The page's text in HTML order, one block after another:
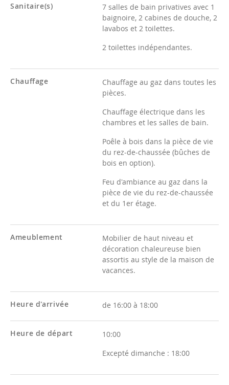
Sanitaire(s)
7 salles de bain privatives avec 1
baignoire, 2 cabines de douche, 2
lavabos et 2 toilettes.
2 toilettes indépendantes.
Chauffage
Chauffage au gaz dans toutes les
pièces.
Chauffage électrique dans les
chambres et les salles de bain.
Poêle à bois dans la pièce de vie
du rez-de-chaussée (bûches de
bois en option).
Feu d'ambiance au gaz dans la
pièce de vie du rez-de-chaussée
et du 1er étage.
Ameublement
Mobilier de haut niveau et
décoration chaleureuse bien
assortis au style de la maison de
vacances.
Heure d'arrivée de 16:00 à 18:00
Heure de départ
10:00
Excepté dimanche : 18:00